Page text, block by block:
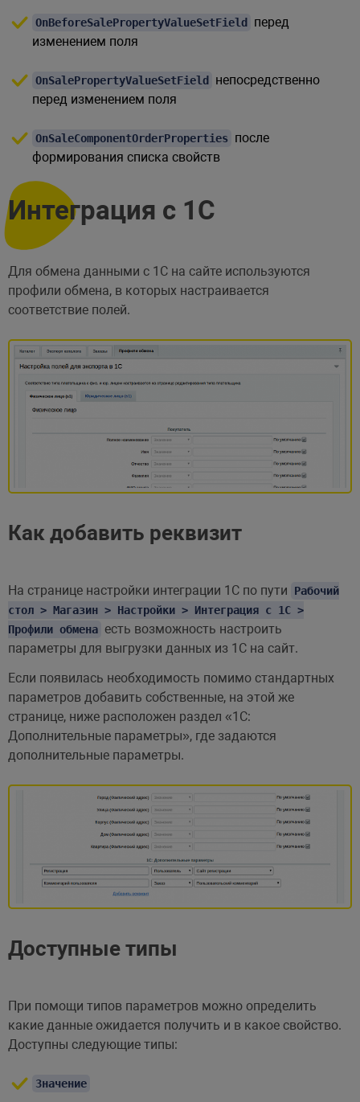
OnBeforeSalePropertyValueSetField
перед
изменением поля
OnSalePropertyValueSetField
непосредственно
перед изменением поля
OnSaleComponentOrderProperties после
формирования списка свойств
Интеграция с 1С
Для обмена данными с 1С на сайте используются
профили обмена, в которых настраивается
соответствие полей.
Как добавить реквизит
На странице настройки интеграции 1С по пути
Рабочий
стол > Магазин > Настройки > Интеграция с 1С >
Профили обмена есть возможность настроить
параметры для выгрузки данных из 1С на сайт.
Если появилась необходимость помимо стандартных
параметров добавить собственные, на этой же
странице, ниже расположен раздел «1С:
Дополнительные параметры», где задаются
дополнительные параметры.
Доступные типы
При помощи типов параметров можно определить
какие данные ожидается получить и в какое свойство.
Доступны следующие типы:
Значение